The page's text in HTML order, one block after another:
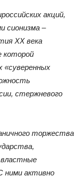
акций,
сионизма –
XX века
которой
«суверенных
стержневого
торжества
властные
ними активно